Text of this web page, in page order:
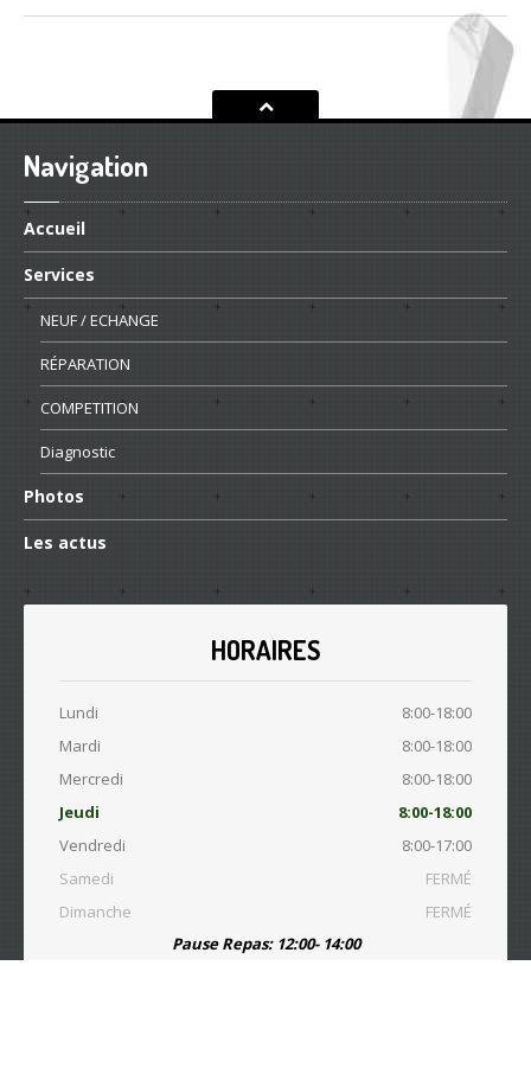
Navigation
Accueil
Services
NEUF/ ECHANGE
RÉPARATION
COMPETITION
Diagnostic
Photos
Les actus
HORAIRES
Lundi
8:00-18:00
Mardi
8:00-18:00
Mercredi
8:00-18:00
Jeudi
8:00-18:00
Vendredi
8:00-17:00
Samedi
FERMÉ
Dimanche
FERMÉ
Pause Repas: 12:00- 14:00